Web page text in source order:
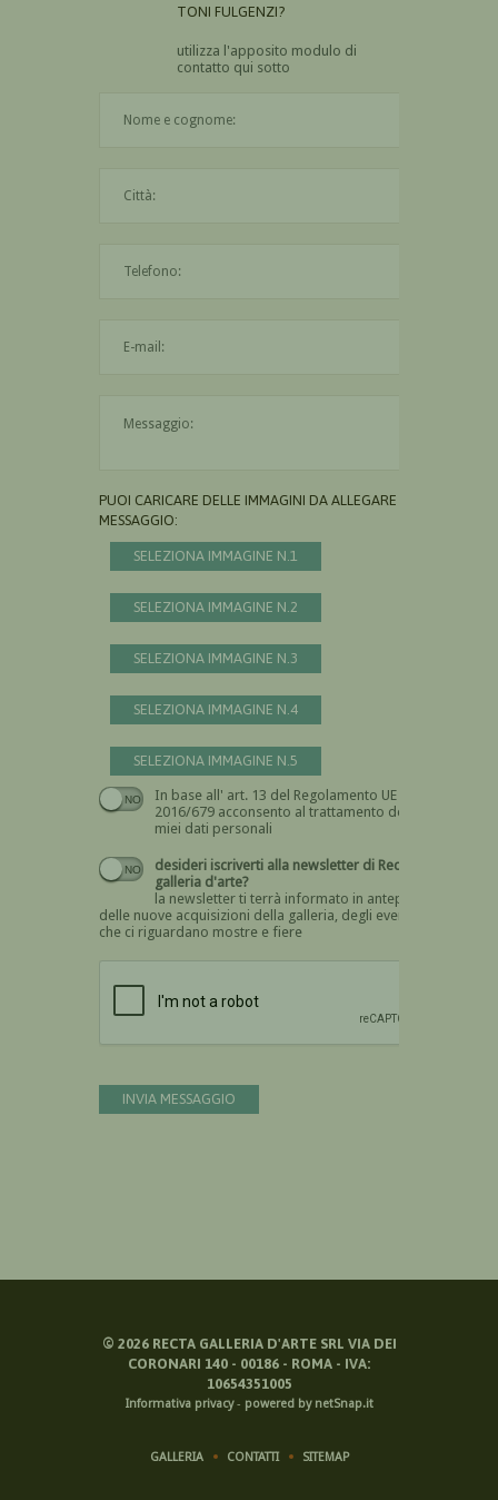
TONI FULGENZI?
utilizza l'apposito modulo di
contatto qui sotto
PUOI CARICARE DELLE IMMAGINI DA ALLEGARE AL
MESSAGGIO:
SELEZIONA IMMAGINE N.1
SELEZIONA IMMAGINE N.2
SELEZIONA IMMAGINE N.3
SELEZIONA IMMAGINE N.4
SELEZIONA IMMAGINE N.5
In base all' art. 13 del Regolamento UE n.
2016/679 acconsento al trattamento dei
miei dati personali
Devi dare il consenso
desideri iscriverti alla newsletter di Recta
galleria d'arte?
la newsletter ti terrà informato in anteprima
delle nuove acquisizioni della galleria, degli eventi
che ci riguardano mostre e fiere
INVIA MESSAGGIO
© 2026RECTA GALLERIA D'ARTE SRL VIA DEI
CORONARI 140 - 00186 - ROMA - IVA:
10654351005
Informativa privacy- powered by netSnap.it
GALLERIA CONTATTI SITEMAP